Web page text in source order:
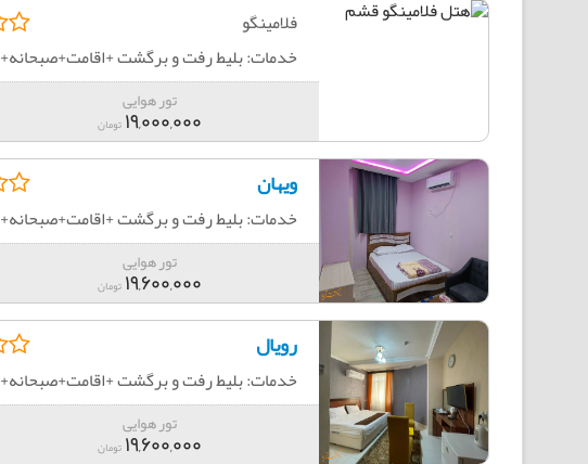
فلامینگو
خدمات: بلیط رفت و برگشت +اقامت+صبحانه+4شب اقامت
تور هوایی
19,000,000تومان
ویهان
خدمات: بلیط رفت و برگشت +اقامت+صبحانه+4شب اقامت
تور هوایی
19,600,000تومان
رویال
خدمات: بلیط رفت و برگشت +اقامت+صبحانه+4شب اقامت
تور هوایی
19,600,000تومان